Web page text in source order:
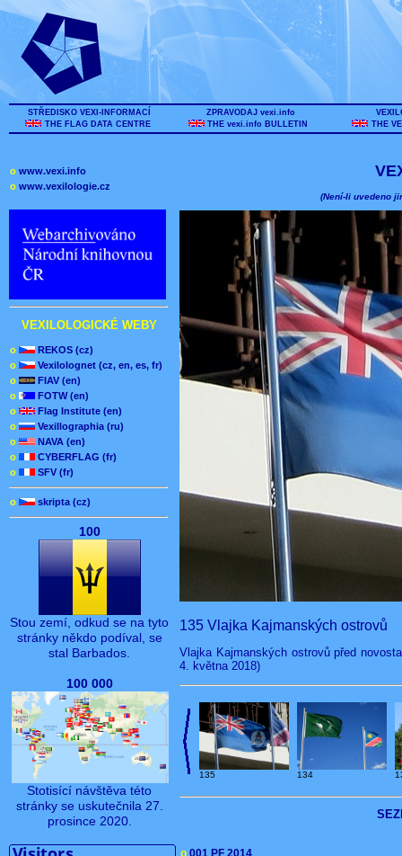
STŘEDISKO VEXI-INFORMACÍ
THE FLAG DATA CENTRE
ZPRAVODAJ vexi.info
THE vexi.info BULLETIN
THE
o www.vexi.info
o www.vexilologie.cz
VEXILOLOGICKÉ WEBY
o
REKOS (cz)
o
Vexilolognet (cz, en, es, fr)
o
FIAV (en)
o
FOTW (en)
o
Flag Institute (en)
o
Vexillographia (ru)
o
NAVA (en)
o
CYBERFLAG (fr)
o
SFV (fr)
o skripta (cz)
100
Stou zemí, odkud se na tyto
stránky někdo podíval, se
stal Barbados.
100 000
Stotisící návštěva této
stránky se uskutečnila 27.
prosince 2020.
(Není-li uvedeno
135 Vlajka Kajmanských ostrovů
Vlajka Kajmanských ostrovů před
4. května 2018)
135 134
o 001 PF 2014